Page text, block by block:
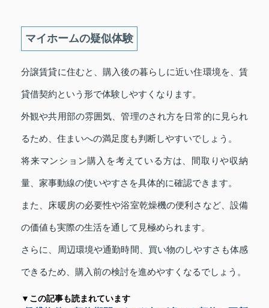
マイホームの疑似体験
分譲賃貸に住むと、購入後の暮らしに近い住環境を、賃
貸借契約という形で体験しやすくなります。
外観や共用部の雰囲気、管理のされ方を日常的に見られ
るため、住まいへの満足度も判断しやすいでしょう。
将来マンション購入を考えている方は、間取りや収納
量、家事動線の使いやすさを具体的に確認できます。
また、床暖房の必要性や浴室乾燥機の便利さなど、設備
の価値も実際の生活を通して見極められます。
さらに、周辺環境や通勤時間、買い物のしやすさも体感
できるため、購入前の検討を進めやすくなるでしょう。
▼この記事も読まれています